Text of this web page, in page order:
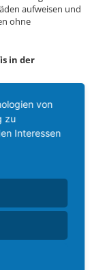
aufweisen und
ohne
in der
strukturierten
in der Praxis als
Winkeln
die rechtliche
Hinweise
Angebote.
sind
von
zu
Interessen